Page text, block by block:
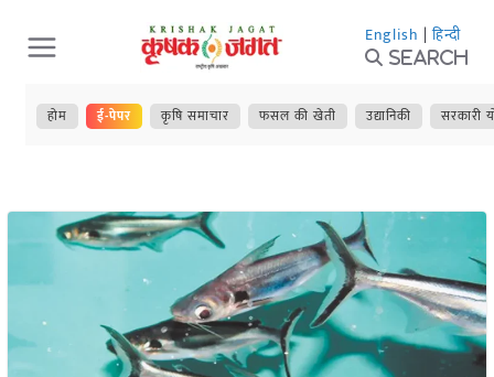
Skip
to
content
English | हिन्दी
Search
होम ई-पेपर कृषि समाचार फसल की खेती उद्यानिकी सरकारी